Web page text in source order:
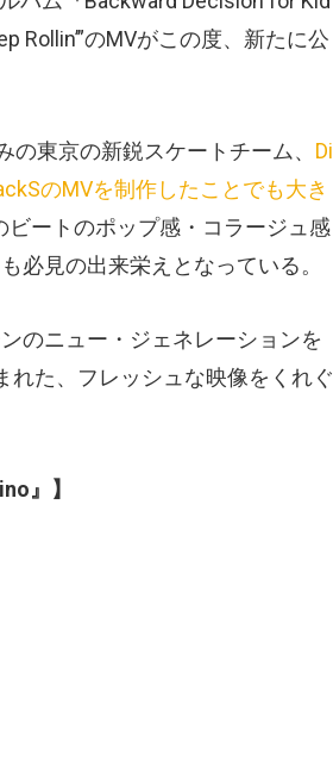
Rollin’”のMVがこの度、新たに公
東京の新鋭スケートチーム、 Di
のMVを制作したことでも大き
ビートのポップ感・コラージュ感
必見の出来栄えとなっている。
のニュー・ジェネレーションを
た、フレッシュな映像をくれぐ
』】